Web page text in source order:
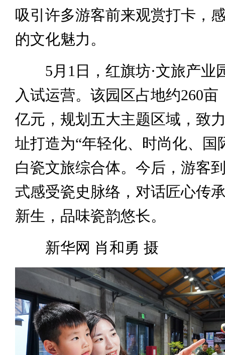
吸引许多游客前来观赏打卡，
的文化魅力。
5月1日，红旗坊·文旅产业
入试运营。该园区占地约260亩
亿元，规划五大主题区域，致
址打造为“年轻化、时尚化、国
白瓷文旅综合体。今后，游客
式感受瓷史脉络，对话匠心传
新生，品味瓷韵悠长。
新华网 肖和勇 摄